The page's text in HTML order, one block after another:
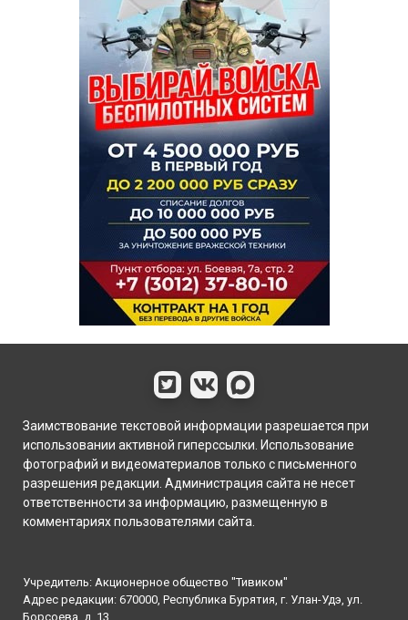
Заимствование текстовой информации разрешается при
использовании активной гиперссылки. Использование
фотографий и видеоматериалов только с письменного
разрешения редакции. Администрация сайта не несет
ответственности за информацию, размещенную в
комментариях пользователями сайта.
Учредитель: Акционерное общество "Тивиком"
Адрес редакции: 670000, Республика Бурятия, г. Улан-Удэ, ул.
Борсоева, д. 13